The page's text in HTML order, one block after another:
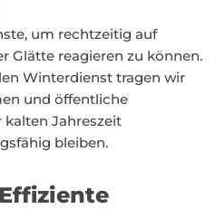
um rechtzeitig auf
Glätte reagieren zu können.
Winterdienst tragen wir
und öffentliche
Jahreszeit
bleiben.
Effiziente